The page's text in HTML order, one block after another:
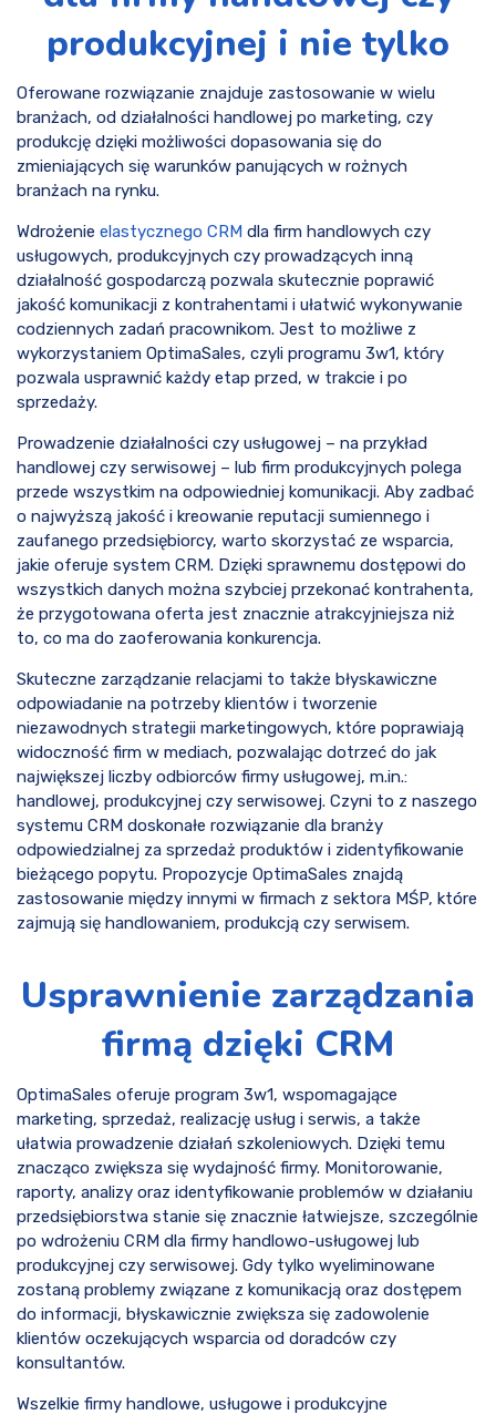
produkcyjnej i nie tylko
Oferowane rozwiązanie znajduje zastosowanie w wielu
branżach, od działalności handlowej po marketing, czy
produkcję dzięki możliwości dopasowania się do
zmieniających się warunków panujących w rożnych
branżach na rynku.
Wdrożenie elastycznego CRM dla firm handlowych czy
usługowych, produkcyjnych czy prowadzących inną
działalność gospodarczą pozwala skutecznie poprawić
jakość komunikacji z kontrahentami i ułatwić wykonywanie
codziennych zadań pracownikom. Jest to możliwe z
wykorzystaniem OptimaSales, czyli programu 3w1, który
pozwala usprawnić każdy etap przed, w trakcie i po
sprzedaży.
Prowadzenie działalności czy usługowej – na przykład
handlowej czy serwisowej – lub firm produkcyjnych polega
przede wszystkim na odpowiedniej komunikacji. Aby zadbać
o najwyższą jakość i kreowanie reputacji sumiennego i
zaufanego przedsiębiorcy, warto skorzystać ze wsparcia,
jakie oferuje system CRM. Dzięki sprawnemu dostępowi do
wszystkich danych można szybciej przekonać kontrahenta,
że przygotowana oferta jest znacznie atrakcyjniejsza niż
to, co ma do zaoferowania konkurencja.
Skuteczne zarządzanie relacjami to także błyskawiczne
odpowiadanie na potrzeby klientów i tworzenie
niezawodnych strategii marketingowych, które poprawiają
widoczność firm w mediach, pozwalając dotrzeć do jak
największej liczby odbiorców firmy usługowej, m.in.:
handlowej, produkcyjnej czy serwisowej. Czyni to z naszego
systemu CRM doskonałe rozwiązanie dla branży
odpowiedzialnej za sprzedaż produktów i zidentyfikowanie
bieżącego popytu. Propozycje OptimaSales znajdą
zastosowanie między innymi w firmach z sektora MŚP, które
zajmują się handlowaniem, produkcją czy serwisem.
Usprawnienie zarządzania
firmą dzięki CRM
OptimaSales oferuje program 3w1, wspomagające
marketing, sprzedaż, realizację usług i serwis, a także
ułatwia prowadzenie działań szkoleniowych. Dzięki temu
znacząco zwiększa się wydajność firmy. Monitorowanie,
raporty, analizy oraz identyfikowanie problemów w działaniu
przedsiębiorstwa stanie się znacznie łatwiejsze, szczególnie
po wdrożeniu CRM dla firmy handlowo-usługowej lub
produkcyjnej czy serwisowej. Gdy tylko wyeliminowane
zostaną problemy związane z komunikacją oraz dostępem
do informacji, błyskawicznie zwiększa się zadowolenie
klientów oczekujących wsparcia od doradców czy
konsultantów.
Wszelkie firmy handlowe, usługowe i produkcyjne